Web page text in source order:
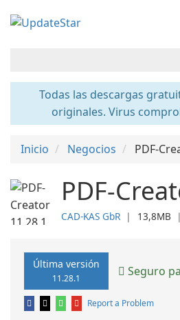
Todas las descargas
originales. Virus
Inicio Negocios PDF-
PDF-
CAD-KAS GbR ❘ 13,8MB
Última versión
11.28.1 Seguro
Report a Problem